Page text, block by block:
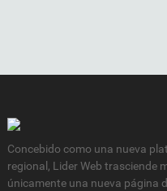
Concebido como una nueva
regional, Lider Web trasciende
únicamente una nueva página